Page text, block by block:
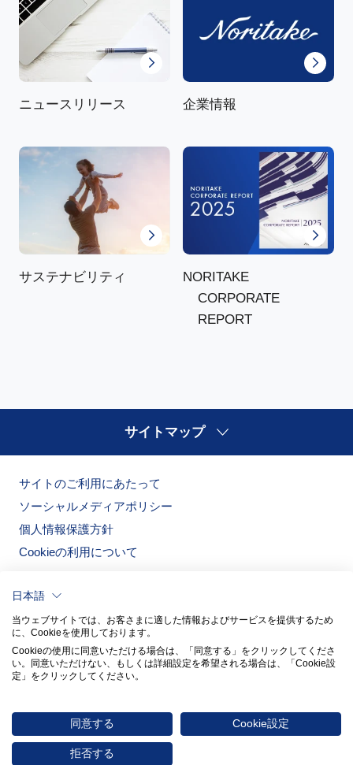
ニュースリリース 企業情報
サステナビリティ
NORITAKE
CORPORATE
REPORT
サイトマップ
サイトのご利用にあたって
ソーシャルメディアポリシー
個人情報保護方針
Cookieの利用について
© 2026 NORITAKE CO., LIMITED
日本語
当ウェブサイトでは、お客さまに適した情報およびサービスを提供するため
に、Cookieを使用しております。
Cookieの使用に同意いただける場合は、「同意する」をクリックしてくださ
い。​同意いただけない、もしくは詳細設定を希望される場合は、「Cookie設
定」をクリックしてください。​
同意する Cookie設定
拒否する